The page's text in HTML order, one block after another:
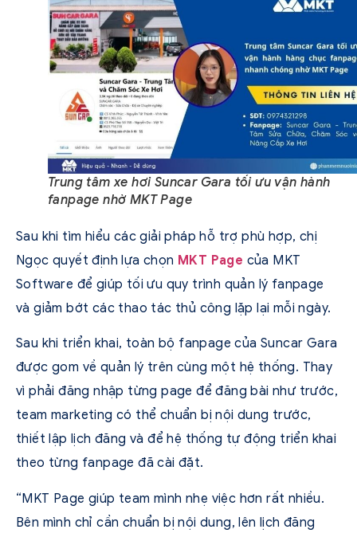
Trung tâm xe hơi Suncar Gara tối ưu vận hành
fanpage nhờ MKT Page
Sau khi tìm hiểu các giải pháp hỗ trợ phù hợp, chị
Ngọc quyết định lựa chọn MKT Page của MKT
Software để giúp tối ưu quy trình quản lý fanpage
và giảm bớt các thao tác thủ công lặp lại mỗi ngày.
Sau khi triển khai, toàn bộ fanpage của Suncar Gara
được gom về quản lý trên cùng một hệ thống. Thay
vì phải đăng nhập từng page để đăng bài như trước,
team marketing có thể chuẩn bị nội dung trước,
thiết lập lịch đăng và để hệ thống tự động triển khai
theo từng fanpage đã cài đặt.
“MKT Page giúp team mình nhẹ việc hơn rất nhiều.
Bên mình chỉ cần chuẩn bị nội dung, lên lịch đăng